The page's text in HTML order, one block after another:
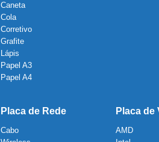
Caneta
Cola
Corretivo
Grafite
Lápis
Papel A3
Papel A4
Placa de Rede
Cabo
Placa de
AMD